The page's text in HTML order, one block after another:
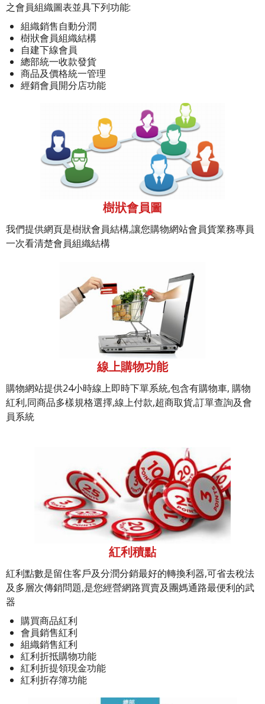
之會員組織圖表並具下列功能:
組織銷售自動分潤
樹狀會員組織結構
自建下線會員
總部統一收款發貨
商品及價格統一管理
經銷會員開分店功能
樹狀會員圖
我們提供網頁是樹狀會員結構,讓您購物網站會員貨業務專員
一次看清楚會員組織結構
線上購物功能
購物網站提供24小時線上即時下單系統,包含有購物車, 購物
紅利,同商品多樣規格選擇,線上付款,超商取貨,訂單查詢及會
員系統
紅利積點
紅利點數是留住客戶及分潤分銷最好的轉換利器,可省去稅法
及多層次傳銷問題,是您經營網路買賣及團媽通路最便利的武
器
購買商品紅利
會員銷售紅利
組織銷售紅利
紅利折抵購物功能
紅利折提領現金功能
紅利折存簿功能